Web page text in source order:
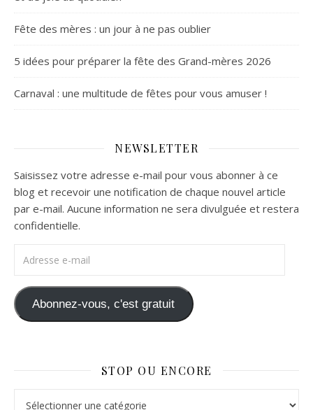
Fête des mères : un jour à ne pas oublier
5 idées pour préparer la fête des Grand-mères 2026
Carnaval : une multitude de fêtes pour vous amuser !
NEWSLETTER
Saisissez votre adresse e-mail pour vous abonner à ce
blog et recevoir une notification de chaque nouvel article
par e-mail. Aucune information ne sera divulguée et restera
confidentielle.
Abonnez-vous, c'est gratuit
STOP OU ENCORE